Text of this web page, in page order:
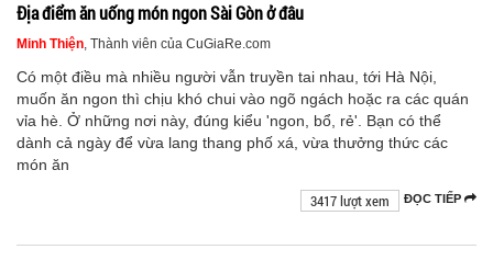
Địa điểm ăn uống món ngon Sài Gòn ở đâu
Minh Thiện, Thành viên của CuGiaRe.com
Có một điều mà nhiều người vẫn truyền tai nhau, tới Hà Nội,
muốn ăn ngon thì chịu khó chui vào ngõ ngách hoặc ra các quán
vỉa hè. Ở những nơi này, đúng kiểu 'ngon, bổ, rẻ'. Bạn có thể
dành cả ngày để vừa lang thang phố xá, vừa thưởng thức các
món ăn
ĐỌC TIẾP
3417 lượt xem